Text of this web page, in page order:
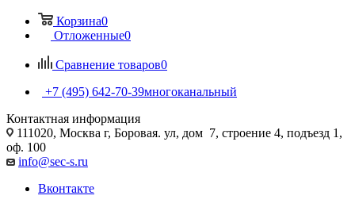
Корзина0
Отложенные0
Сравнение товаров0
+7 (495) 642-70-39многоканальный
Контактная информация
111020, Москва г, Боровая. ул, дом 7, строение 4, подъезд 1,
оф. 100
info@sec-s.ru
Вконтакте